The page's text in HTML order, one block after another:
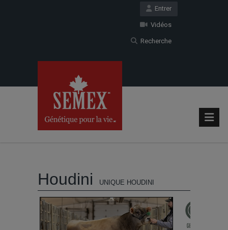
Entrer
Vidéos
Recherche